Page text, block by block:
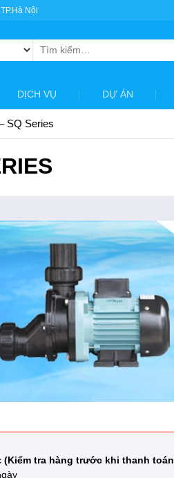
Nội
Tìm
kiếm:
DỊCH VỤ DỰ ÁN
SQ Series
(Kiểm tra hàng trước khi thanh